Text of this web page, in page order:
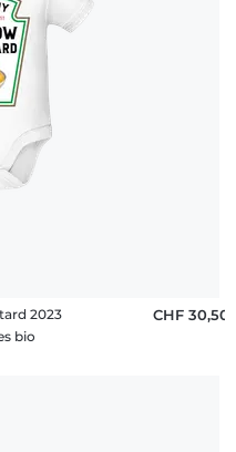
2023
bio
CHF 30,50